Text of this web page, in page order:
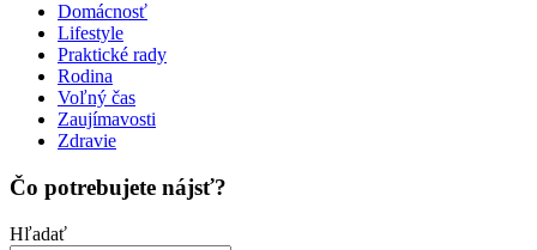
Domácnosť
Lifestyle
Praktické rady
Rodina
Voľný čas
Zaujímavosti
Zdravie
Čo potrebujete nájsť?
Hľadať